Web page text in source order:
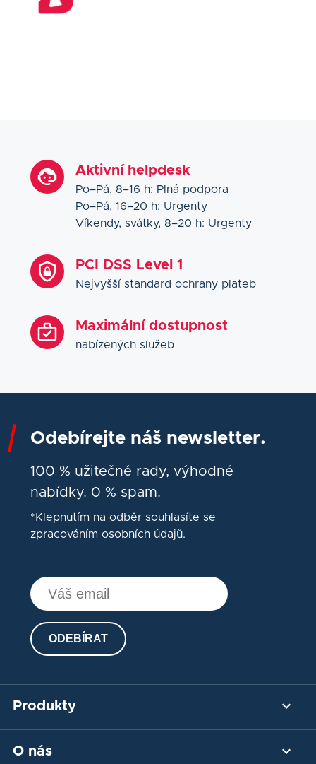
Aktivní helpdesk
Po–Pá, 8–16 h: Plná podpora
Po–Pá, 16–20 h: Urgenty
Víkendy, svátky, 8–20 h: Urgenty
PCI DSS Level 1
Nejvyšší standard ochrany plateb
Maximální dostupnost
nabízených služeb
Odebírejte náš newsletter.
100 % užitečné rady, výhodné
nabídky. 0 % spam.
*Klepnutím na odběr souhlasíte se
zpracováním osobních údajů.
ODEBÍRAT
Produkty
Platební brána
O nás